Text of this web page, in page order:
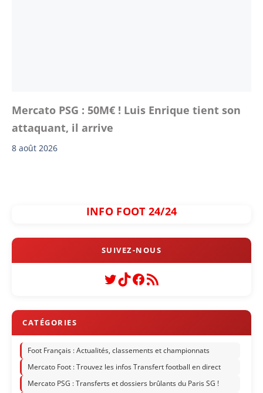
Mercato PSG : 50M€ ! Luis Enrique tient son
attaquant, il arrive
8 août 2026
INFO FOOT 24/24
Twitter
TikTok
Facebook
Flux RSS
Foot Français : Actualités, classements et championnats
Mercato Foot : Trouvez les infos Transfert football en direct
Mercato PSG : Transferts et dossiers brûlants du Paris SG !